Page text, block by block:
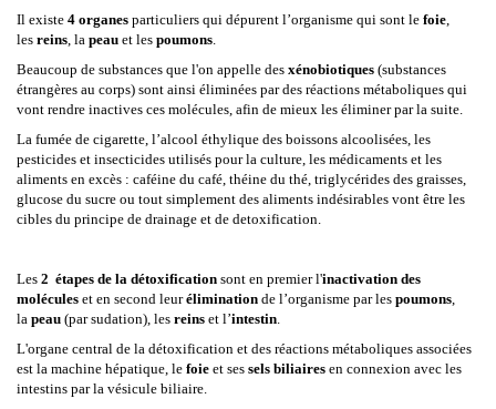
Il existe 4 organes particuliers qui dépurent l’organisme qui sont le foie,
les reins, la peau et les poumons.
Beaucoup de substances que l'on appelle des xénobiotiques (substances
étrangères au corps) sont ainsi éliminées par des réactions métaboliques qui
vont rendre inactives ces molécules, afin de mieux les éliminer par la suite.
La fumée de cigarette, l’alcool éthylique des boissons alcoolisées, les
pesticides et insecticides utilisés pour la culture, les médicaments et les
aliments en excès : caféine du café, théine du thé, triglycérides des graisses,
glucose du sucre ou tout simplement des aliments indésirables vont être les
cibles du principe de drainage et de detoxification.
Les 2 étapes de la détoxification sont en premier l'inactivation des
molécules et en second leurélimination de l’organisme par les poumons,
la peau (par sudation), les reins et l’intestin.
L'organe central de la détoxification et des réactions métaboliques associées
est la machine hépatique, le foie et ses sels biliaires en connexion avec les
intestins par la vésicule biliaire.